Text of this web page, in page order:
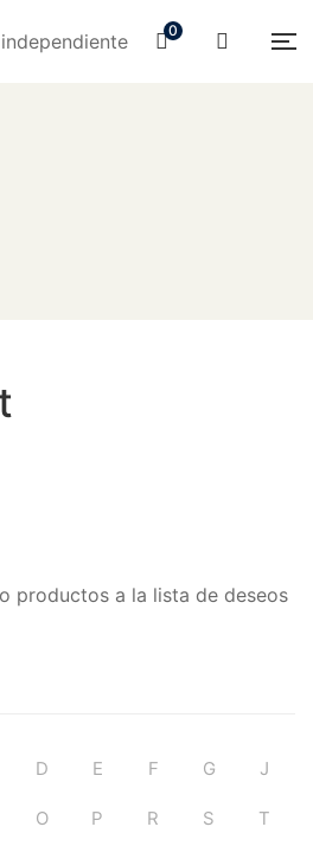
0
productos a la lista de deseos
D E F G J
O P R S T